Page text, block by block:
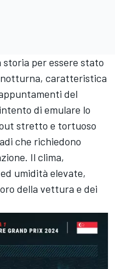
storia per essere stato
notturna, caratteristica
del
di emulare lo
stretto e tortuoso
che richiedono
Il clima,
umidità elevate,
della vettura e dei